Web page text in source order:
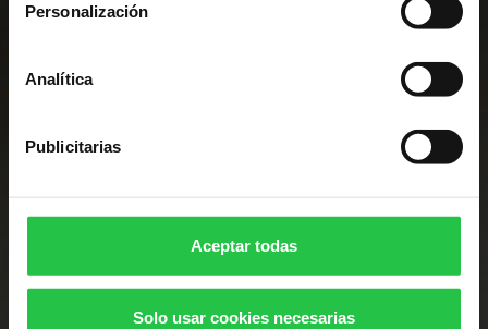
Personalización
Analítica
Publicitarias
Aceptar todas
Solo usar cookies necesarias
KONTSULTATU PROIEKTUAK